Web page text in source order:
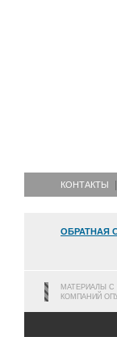
КОНТАКТЫ
ОБРАТНАЯ
МАТЕРИАЛЫ С
КОМПАНИЙ